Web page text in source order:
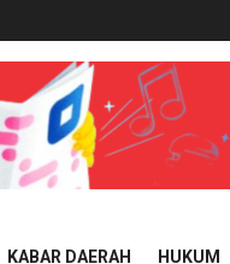
KABAR DAERAH HUKUM